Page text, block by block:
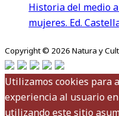
Historia del medio
mujeres. Ed.
Copyright © 2026 Natura y
Utilizamos cookies para
experiencia al usuario
utilizando este sitio